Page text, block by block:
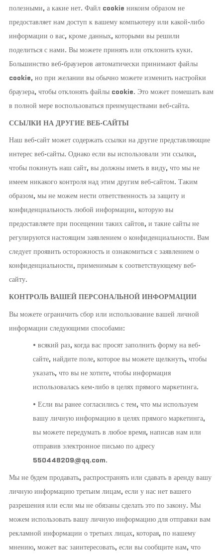
полезными, а какие нет. Файл cookie никоим образом не
предоставляет нам доступ к вашему компьютеру или какой-либо
информации о вас, кроме данных, которыми вы решили
поделиться с нами. Вы можете принять или отклонить куки.
Большинство веб-браузеров автоматически принимают файлы
cookie, но при желании вы обычно можете изменить настройки
браузера, чтобы отклонять файлы cookie. Это может помешать вам
в полной мере воспользоваться преимуществами веб-сайта.
ССЫЛКИ НА ДРУГИЕ ВЕБ-САЙТЫ
Наш веб-сайт может содержать ссылки на другие представляющие
интерес веб-сайты. Однако если вы использовали эти ссылки,
чтобы покинуть наш сайт, вы должны иметь в виду, что мы не
имеем никакого контроля над этим другим веб-сайтом. Таким
образом, мы не можем нести ответственность за защиту и
конфиденциальность любой информации, которую вы
предоставляете при посещении таких сайтов, и такие сайты не
регулируются настоящим заявлением о конфиденциальности. Вам
следует проявить осторожность и ознакомиться с заявлением о
конфиденциальности, применимым к соответствующему веб-
сайту.
КОНТРОЛЬ ВАШЕЙ ПЕРСОНАЛЬНОЙ ИНФОРМАЦИИ
Вы можете ограничить сбор или использование вашей личной
информации следующими способами:
• всякий раз, когда вас просят заполнить форму на веб-
сайте, найдите поле, которое вы можете щелкнуть, чтобы
указать, что вы не хотите, чтобы информация
использовалась кем-либо в целях прямого маркетинга.
• Если вы ранее согласились с тем, что мы используем
вашу личную информацию в целях прямого маркетинга,
вы можете передумать в любое время, написав нам или
отправив электронное письмо по адресу
550448209@qq.com.
Мы не будем продавать, распространять или сдавать в аренду вашу
личную информацию третьим лицам, если у нас нет вашего
разрешения или если мы не обязаны сделать это по закону. Мы
можем использовать вашу личную информацию для отправки вам
рекламной информации о третьих лицах, которая, по нашему
мнению, может вас заинтересовать, если вы сообщите нам, что